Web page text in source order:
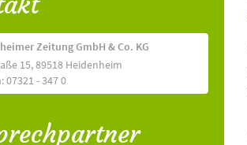
Zeitung GmbH & Co. KG
15, 89518 Heidenheim
07321 - 347 0